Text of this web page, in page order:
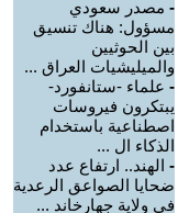
- مصدر سعودي
مسؤول: هناك تنسيق
بين الحوثيين
والميليشيات العراق ...
- علماء -ستانفورد-
يبتكرون فيروسات
اصطناعية باستخدام
الذكاء ال ...
- الهند.. ارتفاع عدد
ضحايا الصواعق الرعدية
في ولاية جهارخاند ...